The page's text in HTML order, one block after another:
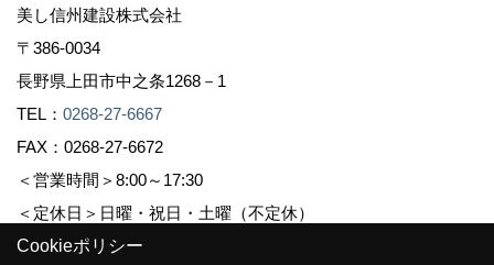
美し信州建設株式会社
〒386-0034
長野県上田市中之条1268－1
TEL： 0268-27-6667
FAX：0268-27-6672
＜営業時間＞8:00～17:30
＜定休日＞日曜・祝日・土曜（不定休）
Cookieポリシー